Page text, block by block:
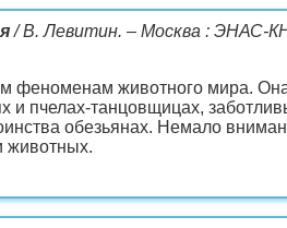
/ В. Левитин. – Москва : ЭНАС-
феноменам животного мира.
и пчелах-танцовщицах,
обезьянах. Немало
животных.